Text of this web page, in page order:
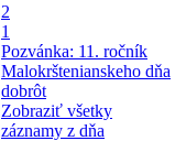
2
1
Pozvánka: 11. ročník
Malokrštenianskeho dňa
dobrôt
Zobraziť všetky
záznamy z dňa